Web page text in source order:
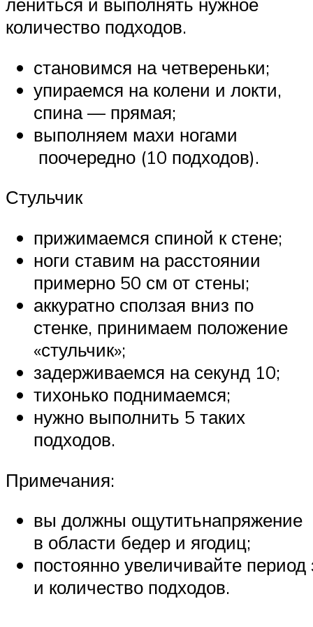
количество подходов.
становимся на четвереньки;
упираемся на колени и локти,
спина — прямая;
выполняем махи ногами
поочередно (10 подходов).
Стульчик
прижимаемся спиной к стене;
ноги ставим на расстоянии
примерно 50 см от стены;
аккуратно сползая вниз по
стенке, принимаем положение
«стульчик»;
задерживаемся на секунд 10;
тихонько поднимаемся;
нужно выполнить 5 таких
подходов.
Примечания:
вы должны ощутитьнапряжение
в области бедер и ягодиц;
постоянно увеличивайте период
и количество подходов.